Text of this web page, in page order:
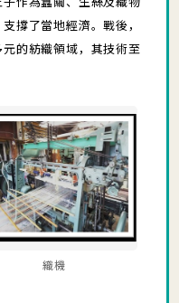
撐了當地經濟。戰後，
的紡織領域，其技術至
織機